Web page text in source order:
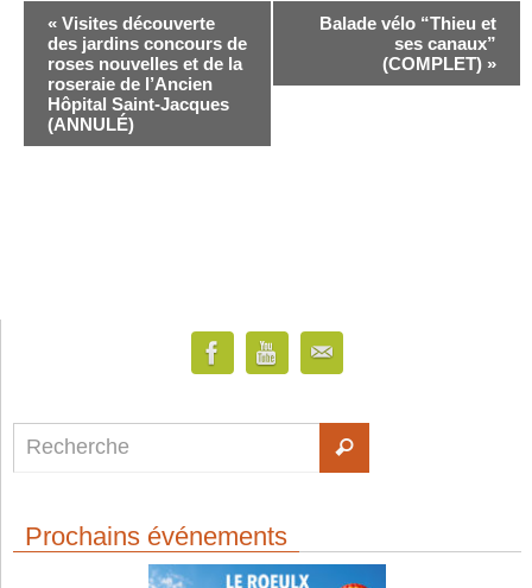
« Visites découverte
des jardins concours de
roses nouvelles et de la
roseraie de l’Ancien
Hôpital Saint-Jacques
(ANNULÉ)
Balade vélo “Thieu et
ses canaux”
(COMPLET) »
Prochains événements